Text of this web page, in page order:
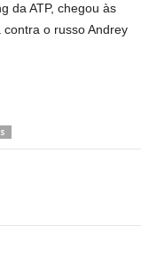
da ATP, chegou às
o russo Andrey